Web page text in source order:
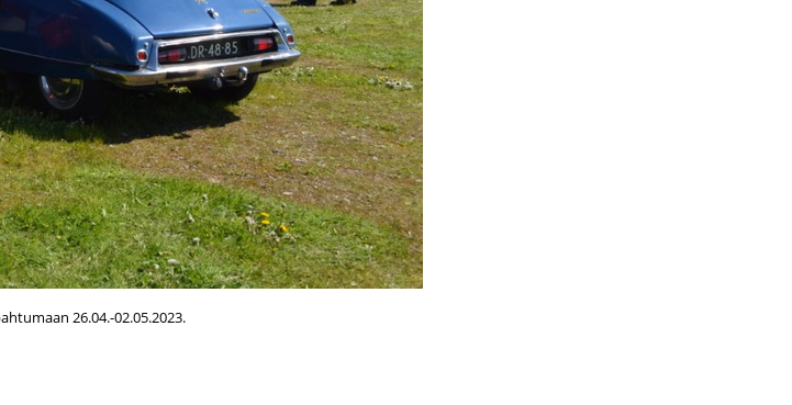
26.04.-02.05.2023.